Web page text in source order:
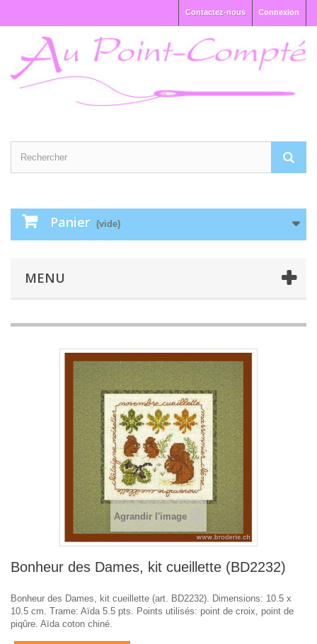
Connexion
Contactez-nous
Panier (vide)
MENU
Agrandir l'image
Bonheur des Dames, kit cueillette (BD2232)
Bonheur des Dames, kit cueillette (art. BD2232). Dimensions: 10.5 x
10.5 cm. Trame: Aïda 5.5 pts. Points utilisés: point de croix, point de
piqûre. Aïda coton chiné.